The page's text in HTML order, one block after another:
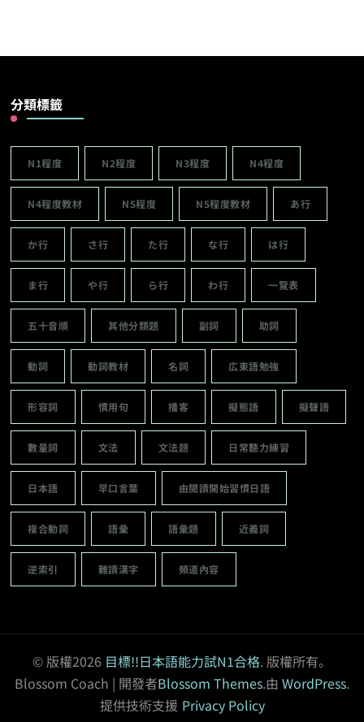
分類標籤
N1程度 N2程度 N3程度 N4程度
N4程度教材 N5程度 N5程度教材 あ行
か行 さ行 た行 な行 は行
ま行 や行 ら行 わ行 一覽表
五十音順 其他分類題 副詞 助詞
動詞 動詞教材 名詞 広東語勉強
形容詞 慣用句 播客 擬態語 擬聲語
數量詞 文法 文法題 日常聽力練習
日本語 早口言葉 由閱讀開始習慣日語
複合動詞 語彙 語彙題 近義詞
逆索引 難讀漢字 頻道內容
© 版權2026 目標!!日本語能力試N1合格. 版權所有。
Blossom Coach | 開發者Blossom Themes.由 WordPress.
提供技術支援 Privacy Policy